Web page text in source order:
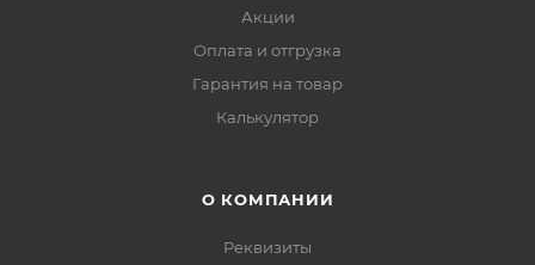
Акции
Оплата и отгрузка
Гарантия на товар
Калькулятор
О КОМПАНИИ
Реквизиты